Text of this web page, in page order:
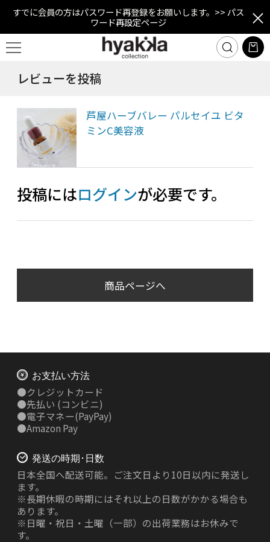
すでに会員の方はパスワード再登録をお願いします。 >> パス
ワード再設定ページ
レビューを投稿
芦屋ハーブバレー パルセイユ ビタ
ミンC美容液
投稿にはログインが必要です。
商品ページへ
お支払い方法
●クレジットカード
●先払い (コンビニ)
●電子マネー(PayPay)
●Amazon Pay
発送の時期･日数
日本全国へ配送可能。ご注文日より10日以内に発送し
ます。
※長期休暇の時期にはそれ以上の日数がかかる場合も
あります。
※日曜・祝日・土曜（一部）の出荷業務はお休みで
す。